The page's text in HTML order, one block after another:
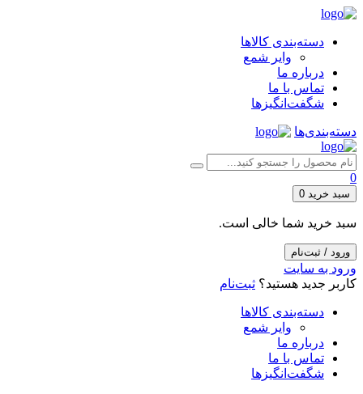
دسته‌بندی کالاها
وایر شمع
درباره ما
تماس با ما
شگفت‌انگیزها
دسته‌بندی‌ها
0
سبد خرید 0
سبد خرید شما خالی است.
ورود / ثبت‌نام
ورود به سایت
کاربر جدید هستید؟ ثبت‌نام
دسته‌بندی کالاها
وایر شمع
درباره ما
تماس با ما
شگفت‌انگیزها